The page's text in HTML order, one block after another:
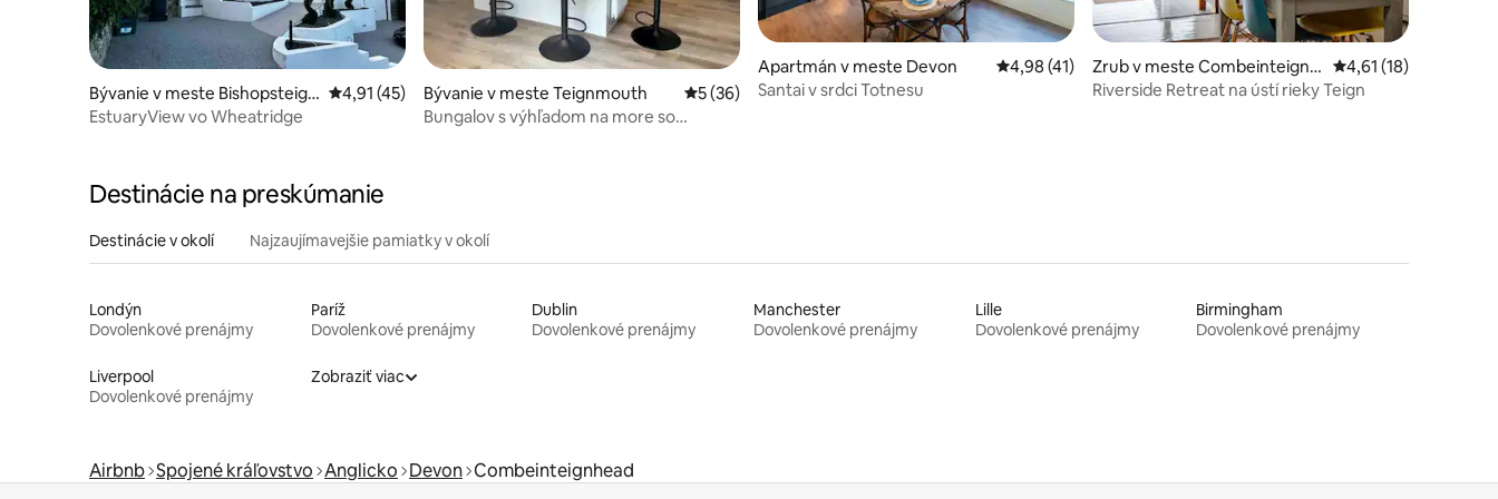
Bývanie v meste Bishopsteign
ton
Priemerné ohodnotenie 4,91 z 5, počet hodnotení: 45
4,91 (45)
EstuaryView vo Wheatridge
Bývanie v meste Teignmouth Priemerné ohodnotenie 5 z 5, počet hodnotení: 36
5 (36)
Bungalov s výhľadom na more so
Apartmán v meste Devon Priemerné ohodnotenie 4,98 z 5, počet hodnotení: 41
4,98 (41)
Santai v srdci Totnesu
Zrub v meste Combeinteignh
ead
Priemerné
4,61 (18)
Riverside Retreat na ústí rieky Teign
Destinácie na preskúmanie
Destinácie v okolí Najzaujímavejšie pamiatky v okolí
Londýn
Dovolenkové prenájmy
Paríž
Dovolenkové prenájmy
Dublin
Dovolenkové prenájmy
Manchester
Dovolenkové prenájmy
Lille
Dovolenkové prenájmy
Birmingham
Dovolenkové prenájmy
Liverpool
Dovolenkové prenájmy
Zobraziť viac
Airbnb Spojené kráľovstvo Anglicko Devon Combeinteignhead